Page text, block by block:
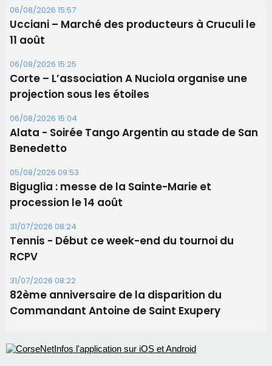
06/08/2026 15:04
Alata - Soirée Tango Argentin au stade de San
Benedetto
05/08/2026 09:53
Biguglia : messe de la Sainte-Marie et
procession le 14 août
31/07/2026 08:24
Tennis - Début ce week-end du tournoi du
RCPV
31/07/2026 08:22
82ème anniversaire de la disparition du
Commandant Antoine de Saint Exupery
Les plus lus
Satine Nomary est la nouvelle Miss Corse 2026
Éclipse du 12 août : la Corse aux premières loges
d'un spectacle qui ne reviendra pas avant 2081
profiter pleinement du spectacle ?